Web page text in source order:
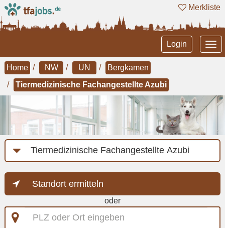
Merkliste
Login
Home NW UN
Bergkamen
Tiermedizinische Fachangestellte Azubi
Job-
Kategorie
Standort ermitteln
oder
PLZ
oder